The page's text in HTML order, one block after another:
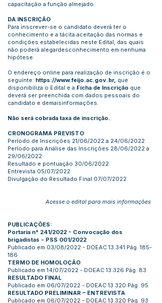
capacitação a função almejado.
DA INSCRIÇÃO
Para inscrever-se o candidato deverá ter o
conhecimento e a tácita aceitação das normas e
condições estabelecidas neste Edital, das quais
não poderá alegardesconhecimento em nenhuma
hipótese.
O endereço online para realização de inscrição é o
seguinte: https://www.feijo.ac.gov.br, que
disponibiliza o Edital e a Ficha de Inscrição que
deverá ser preenchida com dados pessoais do
candidato e demaisinformações.
Não será cobrada taxa de inscrição.
CRONOGRAMA PREVISTO
Período de Inscrições 21/06/2022 a 24/06/2022
Período para Análise das Inscrições 28/06/2022 a
29/06/2022
Resultado e pontuação 30/06/2022
Entrevista 05/07/2022
Divulgação do Resultado Final 07/07/2022
Acesse o edital para mais informações
PUBLICAÇÕES:
Portaria n° 241/2022 - Convocação dos
brigadistas - PSS 001/2022
Publicado em 03/08/2022 - DOEAC 13.341 Pág. 185-
186
TERMO DE HOMOLOÇÃO
Publicado em 14/07/2022 - DOEAC 13.326 Pág. 83
RESULTADO FINAL
Publicado em 06/07/2022 - DOEAC 13.320 Pág. 95
RESULTADO PRELIMINAR – ENTREVISTA
Publicado em 06/07/2022 - DOEAC 13.320 Pág. 93